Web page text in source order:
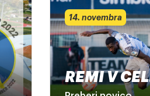
14. novembra
REMI V